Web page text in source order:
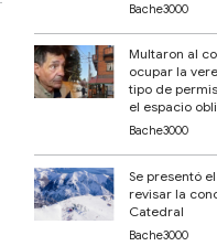
Bache3000
Multaron al
ocupar la
tipo de
el espacio
Bache3000
Se presentó
revisar la
Catedral
Bache3000